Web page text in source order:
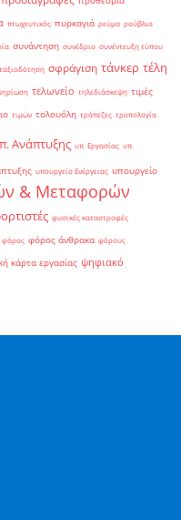
πτωχευτικός πυρκαγιά ρεύμα ρούβλια
συνάντηση συνέδριο συνέντευξη τύπου
σφράγιση τάνκερ τέλη
τελωνείο τηλεδιάσκεψη τιμές
τιμών τολουόλη τράπεζες τροπολογία
Ανάπτυξης υπ. Εργασίας υπ.
υπουργείο Ενέργειας υπουργείο
& Μεταφορών
φυσικές καταστροφές
φόρος φόρος άνθρακα φόρους
κάρτα εργασίας ψηφιακό